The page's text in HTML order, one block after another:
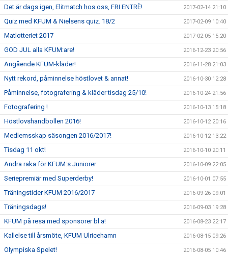
Det är dags igen, Elitmatch hos oss, FRI ENTRÈ! 2017-02-14 21:10
Quiz med KFUM & Nielsens quiz. 18/2 2017-02-09 10:40
Matlotteriet 2017 2017-02-05 15:20
GOD JUL alla KFUM:are! 2016-12-23 20:56
Angående KFUM-kläder! 2016-11-28 21:03
Nytt rekord, påminnelse höstlovet & annat! 2016-10-30 12:28
Påminnelse, fotografering & kläder tisdag 25/10! 2016-10-24 21:56
Fotografering ! 2016-10-13 15:18
Höstlovshandbollen 2016! 2016-10-12 20:16
Medlemsskap säsongen 2016/2017! 2016-10-12 13:22
Tisdag 11 okt! 2016-10-10 20:11
Andra raka för KFUM:s Juniorer 2016-10-09 22:05
Seriepremiär med Superderby! 2016-10-01 07:55
Träningstider KFUM 2016/2017 2016-09-26 09:01
Träningsdags! 2016-09-03 19:28
KFUM på resa med sponsorer bl a! 2016-08-23 22:17
Kallelse till årsmöte, KFUM Ulricehamn 2016-08-15 09:26
Olympiska Spelet! 2016-08-05 10:46